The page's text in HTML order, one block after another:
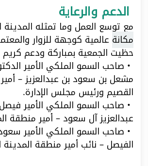
الدعم والرعاية
مع توسع العمل وما تمثله المدينة
مكانة عالمية كوجهة للزوار
حظيت الجمعية بمباركة ودعم
• صاحب السمو الملكي الأمير
مشعل بن سعود بن عبدالعزيز –
القصيم ورئيس مجلس الإدارة.
• صاحب السمو الملكي الأمير
عبدالعزيز آل سعود – أمير منطقة
• صاحب السمو الملكي الأمير
الفيصل – نائب أمير منطقة المدينة